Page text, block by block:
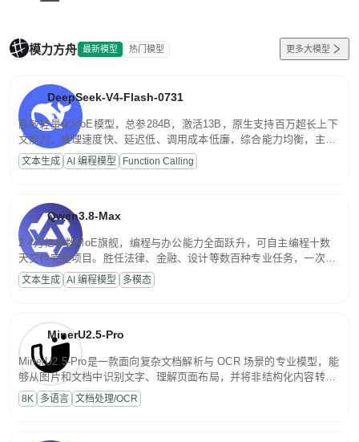
模力方舟 最新模型 热门模型 更多大模型
DeepSeek-V4-Flash-0731
高效轻量化MoE模型，总参284B，激活13B，原生支持百万超长上下
文能力。推理速度快、延迟低、调用成本低廉，综合能力均衡，主打
高并发、轻量化任务，适合日常对话、内容创作、基础 RAG、批量
文案处理等普惠刚需场景。
文本生成 AI 编程模型 Function Calling
Qwen3.8-Max
2.4万亿参数MoE旗舰，编程与办公能力全面跃升，可自主编程十数
天交付完整项目。胜任法律、金融、设计等数百种专业任务，一次对
话端到端交付生产级成果。原生视觉理解贯穿规划、执行与验证全流
程，支持超长文档与长视频的深度语义解析。长程任务中自主规划与
文本生成 AI 编程模型 多模态
MinerU2.5-Pro
MinerU2.5-Pro是一款面向复杂文档解析与 OCR 场景的专业模型，能
够从图片和文档中识别文字、理解页面布局，并将非结构化内容转换
为便于存储、检索和二次处理的结构化结果。
8K 多语言 文档处理/OCR